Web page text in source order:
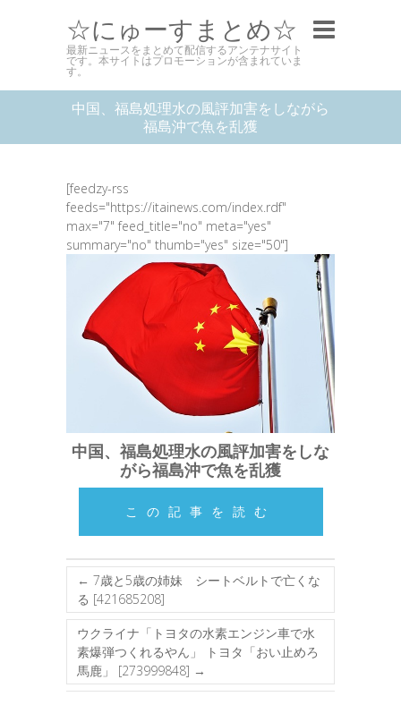
☆にゅーすまとめ☆
最新ニュースをまとめて配信するアンテナサイト
です。本サイトはプロモーションが含まれていま
す。
中国、福島処理水の風評加害をしながら
福島沖で魚を乱獲
[feedzy-rss
feeds="https://itainews.com/index.rdf"
max="7" feed_title="no" meta="yes"
summary="no" thumb="yes" size="50"]
中国、福島処理水の風評加害をしな
がら福島沖で魚を乱獲
この記事を読む
← 7歳と5歳の姉妹 シートベルトで亡くな
る [421685208]
ウクライナ「トヨタの水素エンジン車で水
素爆弾つくれるやん」 トヨタ「おい止めろ
馬鹿」 [273999848] →